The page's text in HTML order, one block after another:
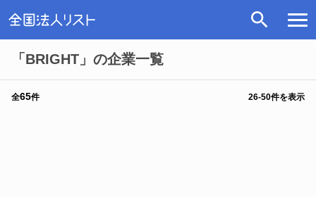
「BRIGHT」の企業一覧
全65件 26-50件を表示